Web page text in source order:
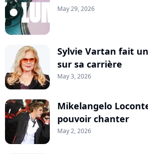
May 29, 2026
Sylvie Vartan fait
sur sa carrière
May 3, 2026
Mikelangelo
pouvoir chanter
May 2, 2026